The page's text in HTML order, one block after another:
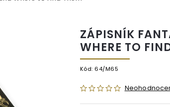
ZÁPISNÍK
WHERE TO
Kód: 64/M65